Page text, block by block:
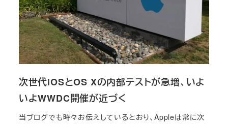
次世代iOSとOS Xの内部テストが急増、いよ
いよWWDC開催が近づく
当ブログでも時々お伝えしているとおり、Appleは常に次